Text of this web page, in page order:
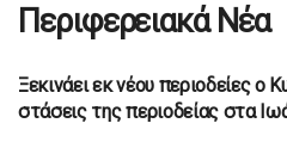
Περιφερειακά Νέα
ΠΕΡΙΦΕΡΕΙΑΚΆ ΝΈΑ
Ξεκινάει εκ νέου περιοδείες ο
στάσεις της περιοδείας στα